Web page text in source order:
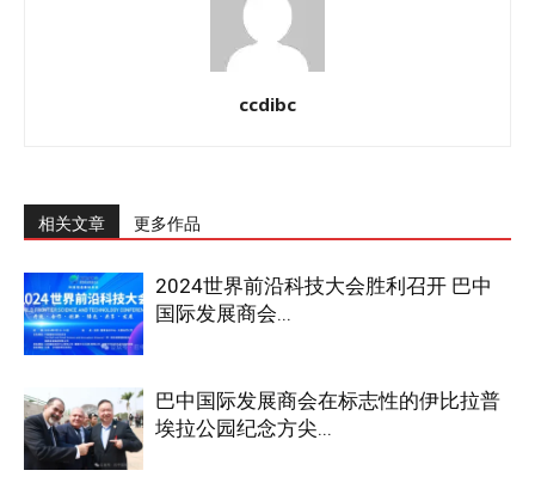
ccdibc
相关文章 更多作品
2024世界前沿科技大会胜利召开 巴中
国际发展商会...
巴中国际发展商会在标志性的伊比拉普
埃拉公园纪念方尖...